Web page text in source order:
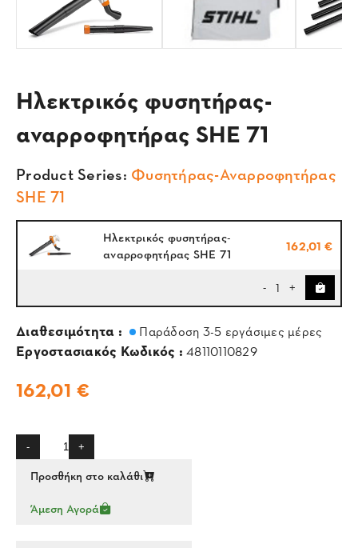
Ηλεκτρικός φυσητήρας-
αναρροφητήρας SHE 71
Product Series: Φυσητήρας-Αναρροφητήρας
SHE 71
Ηλεκτρικός φυσητήρας-
αναρροφητήρας SHE 71
162,01 €
- 1 +
Διαθεσιμότητα : Παράδοση 3-5 εργάσιμες μέρες
Εργοστασιακός Κωδικός : 48110110829
162,01 €
- +
Προσθήκη στο καλάθι
Άμεση Αγορά